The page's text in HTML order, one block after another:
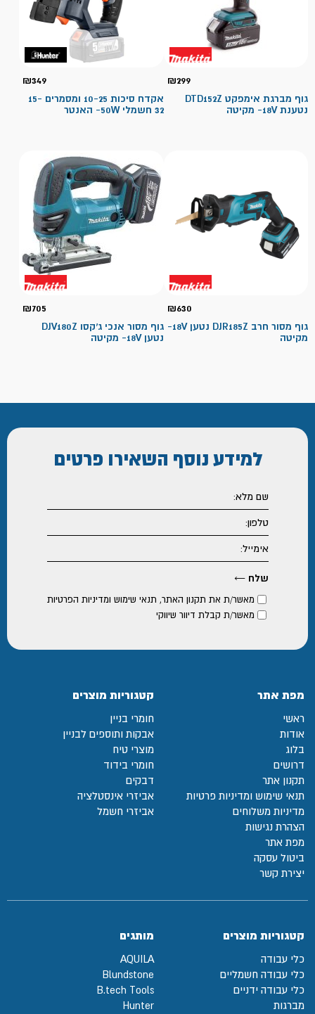
₪299
גוף מברגת אימפקט DTD152Z
נטענת 18V- מקיטה
₪349
אקדח סיכות 10-25 ומסמרים 15-
32 חשמלי 50W- האנטר
₪630
גוף מסור חרב DJR185Z נטען 18V-
מקיטה
₪705
גוף מסור אנכי ג'קסו DJV180Z
נטען 18V- מקיטה
למידע נוסף השאירו פרטים
מאשר/ת את תקנון האתר, תנאי שימוש ומדיניות הפרטיות
מאשר/ת קבלת דיוור שיווקי
מפת אתר
ראשי
אודות
בלוג
דרושים
תקנון אתר
תנאי שימוש ומדיניות פרטיות
מדיניות משלוחים
הצהרת נגישות
מפת אתר
ביטול עסקה
יצירת קשר
קטגוריות מוצרים
חומרי בניין
אבקות ותוספים לבניין
מוצרי טיח
חומרי בידוד
דבקים
אביזרי אינסטלציה
אביזרי חשמל
קטגוריות מוצרים
כלי עבודה
כלי עבודה חשמליים
כלי עבודה ידניים
מברגות
מותגים
AQUILA
Blundstone
B.tech Tools
Hunter